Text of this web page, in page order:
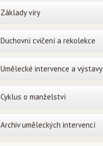
Základy víry
Duchovní cvičení a rekolekce
Umělecké intervence a výstavy
Cyklus o manželství
Archiv uměleckých intervencí